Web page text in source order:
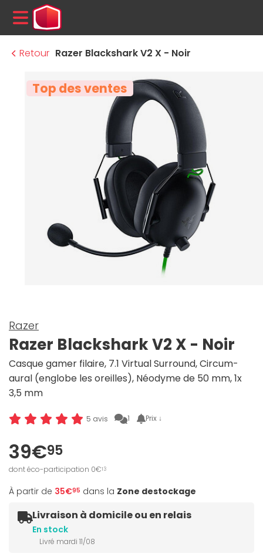
MENU
Retour Razer Blackshark V2 X - Noir
Top des ventes
Razer
Razer Blackshark V2 X - Noir
Casque gamer filaire, 7.1 Virtual Surround, Circum-
aural (englobe les oreilles), Néodyme de 50 mm, 1x
3,5 mm
5 avis 1 Prix ↓
39€95
dont éco-participation 0€13
À partir de 35€95 dans la Zone destockage
Livraison à domicile ou en relais
En stock
Livré mardi 11/08